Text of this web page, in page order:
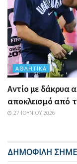
ΑΘΛΗΤΙΚΆ
Αντίο με δάκρυα
αποκλεισμό από
27 ΙΟΥΝΊΟΥ 2026
ΔΗΜΟΦΙΛΗ